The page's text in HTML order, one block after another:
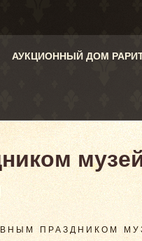
АУКЦИОННЫЙ ДОМ
ПРАЗДНИКОМ